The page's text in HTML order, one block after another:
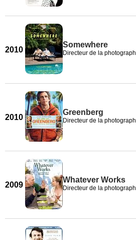
2010
Somewhere
Directeur de la
2010
Greenberg
Directeur de la
2009
Whatever Works
Directeur de la